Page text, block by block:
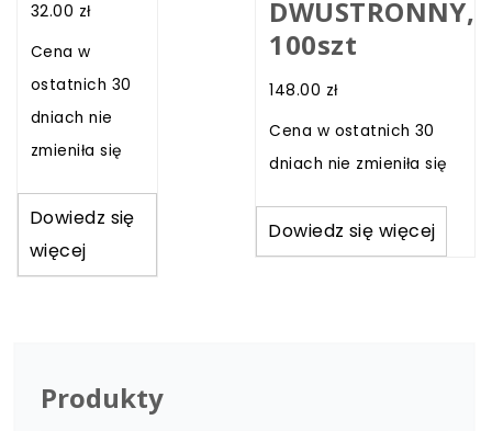
32.00 zł
Cena w
ostatnich 30
dniach nie
zmieniła się
Dowiedz się
więcej
DWUSTRONNY,
100szt
148.00 zł
Cena w ostatnich 30
dniach nie zmieniła się
Dowiedz się więcej
Produkty